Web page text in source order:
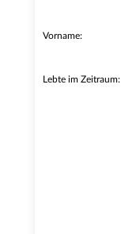
Vorname:
Lebte im Zeitraum: